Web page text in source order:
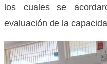
los cuales se
evaluación de la